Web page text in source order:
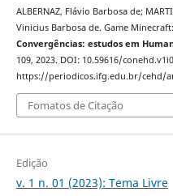
ALBERNAZ, Flávio Barbosa de;
Vinicius Barbosa de. Game
Convergências: estudos em
109, 2023. DOI: 10.59616/
https://periodicos.ifg.edu.br/cehd/
Fomatos de Citação
Edição
v. 1 n. 01 (2023): Tema Livre